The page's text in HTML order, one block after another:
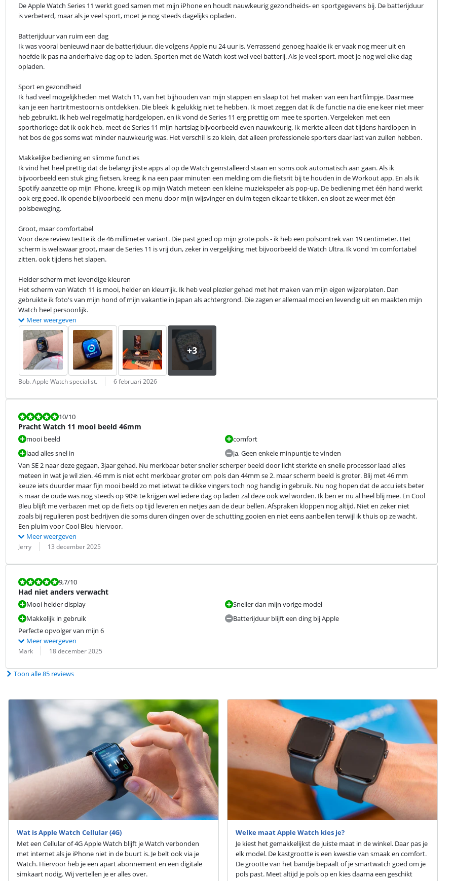
De Apple Watch Series 11 werkt goed samen met mijn iPhone en houdt nauwkeurig gezondheids- en sportgegevens bij. De batterijduur
is verbeterd, maar als je veel sport, moet je nog steeds dagelijks opladen.
Batterijduur van ruim een dag
Ik was vooral benieuwd naar de batterijduur, die volgens Apple nu 24 uur is. Verrassend genoeg haalde ik er vaak nog meer uit en
hoefde ik pas na anderhalve dag op te laden. Sporten met de Watch kost wel veel batterij. Als je veel sport, moet je nog wel elke dag
opladen.
Sport en gezondheid
Ik had veel mogelijkheden met Watch 11, van het bijhouden van mijn stappen en slaap tot het maken van een hartfilmpje. Daarmee
kan je een hartritmestoornis ontdekken. Die bleek ik gelukkig niet te hebben. Ik moet zeggen dat ik de functie na die ene keer niet meer
heb gebruikt. Ik heb wel regelmatig hardgelopen, en ik vond de Series 11 erg prettig om mee te sporten. Vergeleken met een
sporthorloge dat ik ook heb, meet de Series 11 mijn hartslag bijvoorbeeld even nauwkeurig. Ik merkte alleen dat tijdens hardlopen in
het bos de gps soms wat minder nauwkeurig was. Het verschil is zo klein, dat alleen professionele sporters daar last van zullen hebben.
Makkelijke bediening en slimme functies
Ik vind het heel prettig dat de belangrijkste apps al op de Watch geïnstalleerd staan en soms ook automatisch aan gaan. Als ik
bijvoorbeeld een stuk ging fietsen, kreeg ik na een paar minuten een melding om die fietsrit bij te houden in de Workout app. En als ik
Spotify aanzette op mijn iPhone, kreeg ik op mijn Watch meteen een kleine muziekspeler als pop-up. De bediening met één hand werkt
ook erg goed. Ik opende bijvoorbeeld een menu door mijn wijsvinger en duim tegen elkaar te tikken, en sloot ze weer met één
polsbeweging.
Groot, maar comfortabel
Voor deze review testte ik de 46 millimeter variant. Die past goed op mijn grote pols - ik heb een polsomtrek van 19 centimeter. Het
scherm is weliswaar groot, maar de Series 11 is vrij dun, zeker in vergelijking met bijvoorbeeld de Watch Ultra. Ik vond 'm comfortabel
zitten, ook tijdens het slapen.
Helder scherm met levendige kleuren
Het scherm van Watch 11 is mooi, helder en kleurrijk. Ik heb veel plezier gehad met het maken van mijn eigen wijzerplaten. Dan
gebruikte ik foto's van mijn hond of mijn vakantie in Japan als achtergrond. Die zagen er allemaal mooi en levendig uit en maakten mijn
Watch heel persoonlijk.
Meer weergeven
Beoordeling door:
Bob. Apple Watch specialist.
Datum: 6 februari 2026
Beoordeling is 10 van de 10.
10/10
Pracht Watch 11 mooi beeld 46mm
mooi beeld
laad alles snel in
comfort
ja, Geen enkele minpuntje te vinden
Van SE 2 naar deze gegaan, 3jaar gehad. Nu merkbaar beter sneller scherper beeld door licht sterkte en snelle processor laad alles
meteen in wat je wil zien. 46 mm is niet echt merkbaar groter om pols dan 44mm se 2. maar scherm beeld is groter. Blij met 46 mm
keuze iets duurder maar fijn mooi beeld zo met ietwat te dikke vingers toch nog handig in gebruik. Nu nog hopen dat de accu iets beter
is maar de oude was nog steeds op 90% te krijgen wel iedere dag op laden zal deze ook wel worden. Ik ben er nu al heel blij mee. En Cool
Bleu blijft me verbazen met op de fiets op tijd leveren en netjes aan de deur bellen. Afspraken kloppen nog altijd. Niet en zeker niet
zoals bij regulieren post bedrijven die soms duren dingen over de schutting gooien en niet eens aanbellen terwijl ik thuis op ze wacht.
Een pluim voor Cool Bleu hiervoor.
Meer weergeven
Beoordeling door:
Jerry
Datum: 13 december 2025
Beoordeling is 9,7 van de 10.
9,7/10
Had niet anders verwacht
Mooi helder display
Makkelijk in gebruik
Sneller dan mijn vorige model
Batterijduur blijft een ding bij Apple
Perfecte opvolger van mijn 6
Meer weergeven
Beoordeling door:
Mark
Datum: 18 december 2025
Toon alle 85 reviews
Wat is Apple Watch Cellular (4G)
Met een Cellular of 4G Apple Watch blijft je Watch verbonden
met internet als je iPhone niet in de buurt is. Je belt ook via je
Watch. Hiervoor heb je een apart abonnement en een digitale
simkaart nodig. Wij vertellen je er alles over.
Welke maat Apple Watch kies je?
Je kiest het gemakkelijkst de juiste maat in de winkel. Daar pas je
elk model. De kastgrootte is een kwestie van smaak en comfort.
De grootte van het bandje bepaalt of je smartwatch goed om je
pols past. Meet altijd je pols op en kies daarna een geschikt